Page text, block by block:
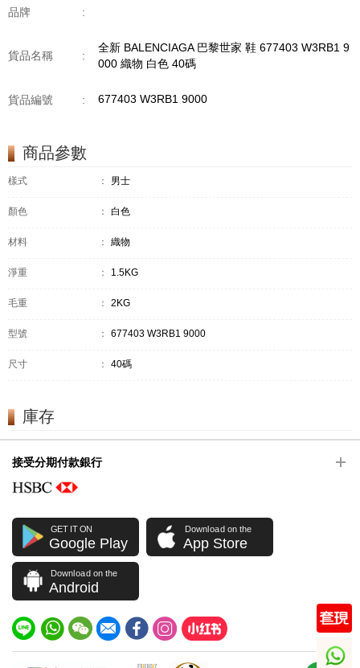
品牌 :
貨品名稱 :
全新 BALENCIAGA 巴黎世家 鞋 677403 W3RB1 9
000 織物 白色 40碼
貨品編號 : 677403 W3RB1 9000
商品參數
樣式 ： 男士
顏色 ： 白色
材料 ： 織物
淨重 ： 1.5KG
毛重 ： 2KG
型號 ： 677403 W3RB1 9000
尺寸 ： 40碼
庫存
接受分期付款銀行
GET IT ON
Google Play
Download on the
App Store
Download on the
Android